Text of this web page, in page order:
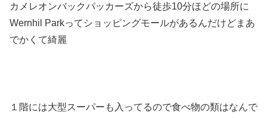
カメレオンバックパッカーズから徒歩10分ほどの場所に
Wernhil Parkってショッピングモールがあるんだけどまあ
でかくて綺麗
１階には大型スーパーも入ってるので食べ物の類はなんで